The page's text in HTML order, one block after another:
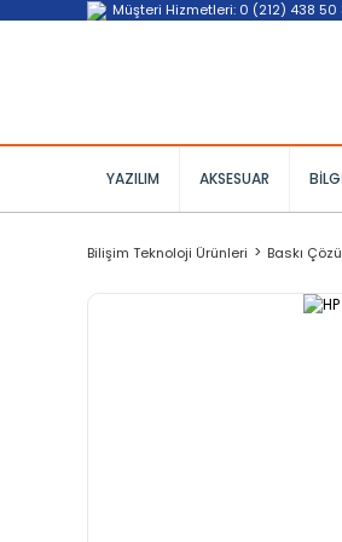
Müşteri Hizmetleri: 0 (212) 438 50
YAZILIM AKSESUAR
Bilişim Teknoloji Ürünleri Baskı